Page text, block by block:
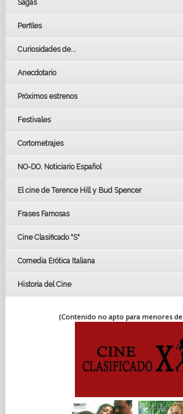
Sagas
Perfiles
Curiosidades de...
Anecdotario
Próximos estrenos
Festivales
LOS OSCARS
GOYAS
BAFTA
Cortometrajes
NO-DO. Noticiario Español
El cine de Terence Hill y Bud Spencer
Frases Famosas
Cine Clasificado "S"
Comedia Erótica Italiana
Historia del Cine
(Contenido no apto para menores de